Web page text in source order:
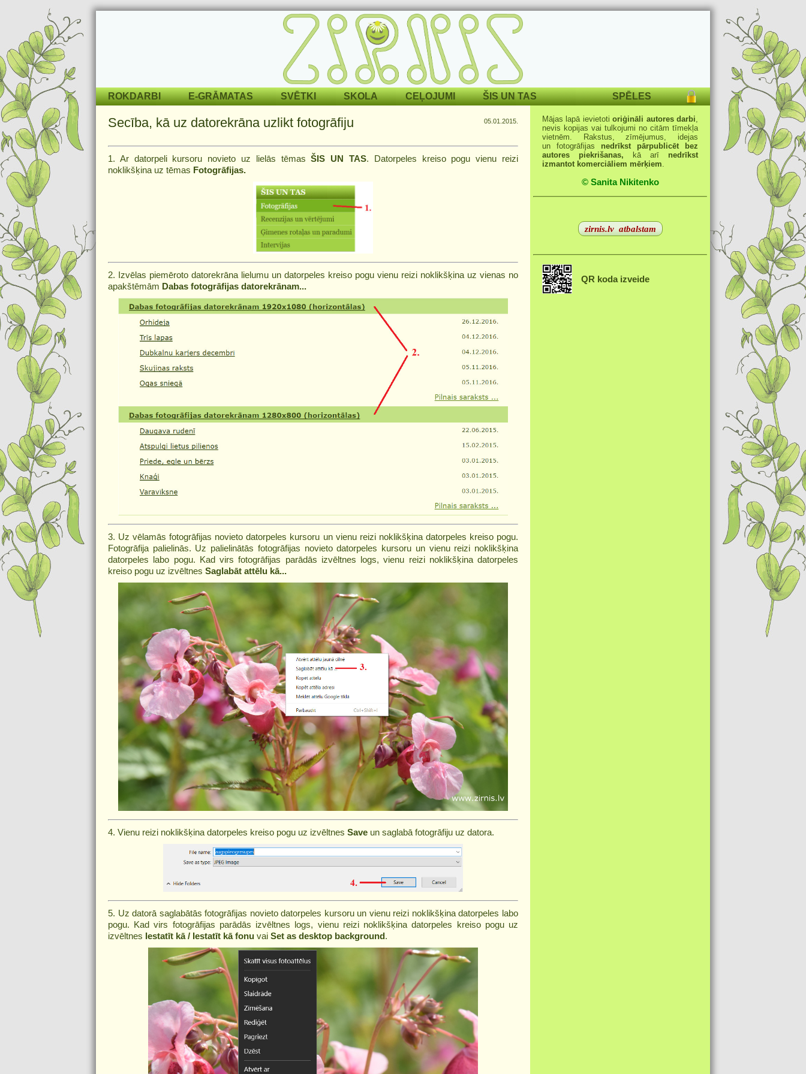
ROKDARBI E-GRĀMATAS SVĒTKI SKOLA CEĻOJUMI ŠIS UN TAS SPĒLES
Secība, kā uz datorekrāna uzlikt fotogrāfiju 05.01.2015.
1. Ar datorpeli kursoru novieto uz lielās tēmasŠIS UN TAS. Datorpeles kreiso pogu vienu reizi
noklikšķina uz tēmas Fotogrāfijas.
2. Izvēlas piemēroto datorekrāna lielumu un datorpeles kreiso pogu vienu reizi noklikšķina uz vienas no
apakštēmām Dabas fotogrāfijas datorekrānam...
3. Uz vēlamās fotogrāfijas novieto datorpeles kursoru un vienu reizi noklikšķina datorpeles kreiso pogu.
Fotogrāfija palielinās. Uz palielinātās fotogrāfijas novieto datorpeles kursoru un vienu reizi noklikšķina
datorpeles labo pogu. Kad virs fotogrāfijas parādās izvēltnes logs, vienu reizi noklikšķina datorpeles
kreiso pogu uz izvēltnes Saglabāt attēlu kā...
4. Vienu reizi noklikšķina datorpeles kreiso pogu uz izvēltnes Save un saglabā fotogrāfiju uz datora.
5. Uz datorā saglabātās fotogrāfijas novieto datorpeles kursoru un vienu reizi noklikšķina datorpeles labo
pogu. Kad virs fotogrāfijas parādās izvēltnes logs, vienu reizi noklikšķina datorpeles kreiso pogu uz
izvēltnes Iestatīt kā / Iestatīt kā fonu vai Set as desktop background.
Mājas lapā ievietotioriģināli autores darbi,
nevis kopijas vai tulkojumi no citām tīmekļa
vietnēm. Rakstus, zīmējumus, idejas
un fotogrāfijas nedrīkst pārpublicēt bez
autores piekrišanas,
kā arī nedrīkst
izmantot komerciāliem mērķiem.
© Sanita Nikitenko
zirnis.lv atbalstam
QR koda izveide